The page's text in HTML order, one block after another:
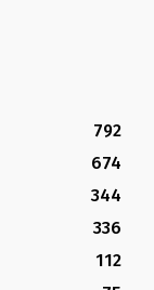
792
674
344
336
112